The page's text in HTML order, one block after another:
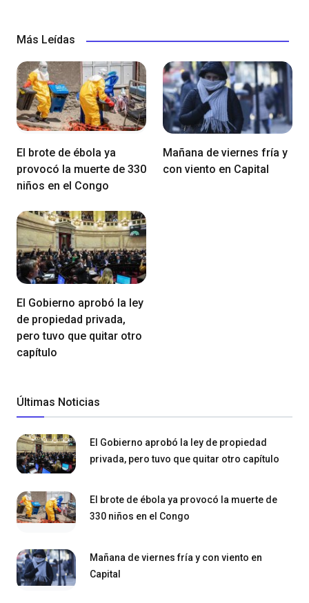
Más Leídas
El brote de ébola ya
provocó la muerte de 330
niños en el Congo
Mañana de viernes fría y
con viento en Capital
El Gobierno aprobó la ley
de propiedad privada,
pero tuvo que quitar otro
capítulo
Últimas Noticias
El Gobierno aprobó la ley de propiedad
privada, pero tuvo que quitar otro capítulo
El brote de ébola ya provocó la muerte de
330 niños en el Congo
Mañana de viernes fría y con viento en
Capital